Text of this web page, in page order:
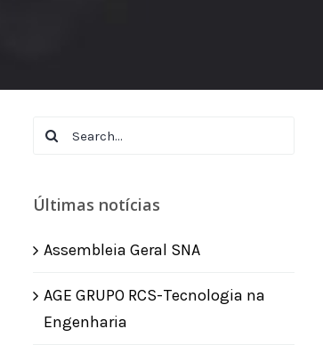
Search
Últimas notícias
Assembleia Geral SNA
AGE GRUPO RCS-Tecnologia na
Engenharia